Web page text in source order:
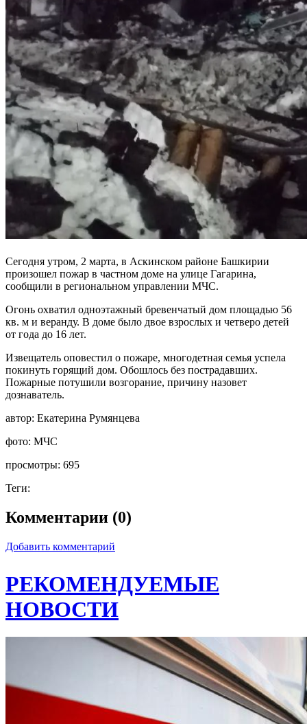
Сегодня утром, 2 марта, в Аскинском районе Башкирии
произошел пожар в частном доме на улице Гагарина,
сообщили в региональном управлении МЧС.
Огонь охватил одноэтажный бревенчатый дом площадью 56
кв. м и веранду. В доме было двое взрослых и четверо детей
от года до 16 лет.
Извещатель оповестил о пожаре, многодетная семья успела
покинуть горящий дом. Обошлось без пострадавших.
Пожарные потушили возгорание, причину назовет
дознаватель.
автор: Екатерина Румянцева
фото: МЧС
просмотры: 695
Теги:
Комментарии (0)
Добавить комментарий
РЕКОМЕНДУЕМЫЕ
НОВОСТИ